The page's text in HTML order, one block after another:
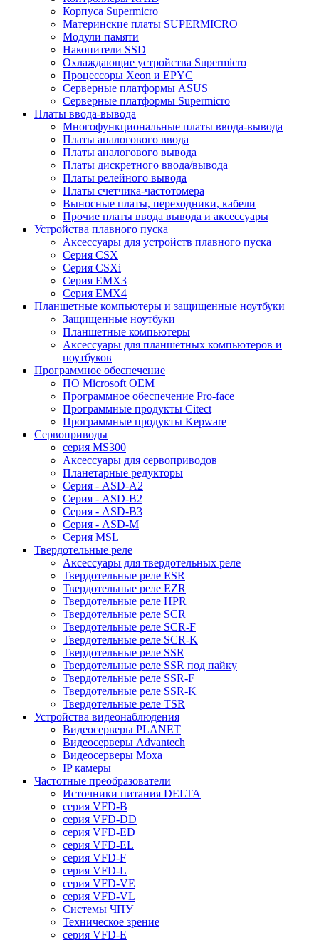
Корпуса Supermicro
Материнские платы SUPERMICRO
Модули памяти
Накопители SSD
Охлаждающие устройства Supermicro
Процессоры Xeon и EPYC
Серверные платформы ASUS
Серверные платформы Supermicro
Платы ввода-вывода
Многофункциональные платы ввода-вывода
Платы аналогового ввода
Платы аналогового вывода
Платы дискретного ввода/вывода
Платы релейного вывода
Платы счетчика-частотомера
Выносные платы, переходники, кабели
Прочие платы ввода вывода и аксессуары
Устройства плавного пуска
Аксессуары для устройств плавного пуска
Серия CSX
Серия CSXi
Серия EMX3
Серия EMX4
Планшетные компьютеры и защищенные ноутбуки
Защищенные ноутбуки
Планшетные компьютеры
Аксессуары для планшетных компьютеров и
ноутбуков
Программное обеспечение
ПО Microsoft OEM
Программное обеспечение Pro-face
Программные продукты Citect
Программные продукты Kepware
Сервоприводы
серия MS300
Аксессуары для сервоприводов
Планетарные редукторы
Серия - ASD-A2
Серия - ASD-B2
Серия - ASD-B3
Серия - ASD-M
Серия MSL
Твердотельные реле
Аксессуары для твердотельных реле
Твердотельные реле ESR
Твердотельные реле EZR
Твердотельные реле HPR
Твердотельные реле SCR
Твердотельные реле SCR-F
Твердотельные реле SCR-K
Твердотельные реле SSR
Твердотельные реле SSR под пайку
Твердотельные реле SSR-F
Твердотельные реле SSR-K
Твердотельные реле TSR
Устройства видеонаблюдения
Видеосерверы PLANET
Видеосерверы Advantech
Видеосерверы Moxa
IP камеры
Частотные преобразователи
Источники питания DELTA
серия VFD-B
серия VFD-DD
серия VFD-ED
серия VFD-EL
серия VFD-F
серия VFD-L
серия VFD-VE
серия VFD-VL
Системы ЧПУ
Техническое зрение
серия VFD-E